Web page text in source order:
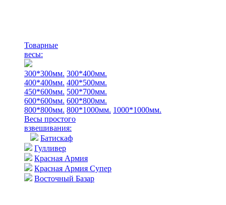
Товарные
весы:
300*300мм. 300*400мм.
400*400мм. 400*500мм.
450*600мм. 500*700мм.
600*600мм. 600*800мм.
800*800мм. 800*1000мм. 1000*1000мм.
Весы простого
взвешивания:
Батискаф
Гулливер
Красная Армия
Красная Армия Супер
Восточный Базар